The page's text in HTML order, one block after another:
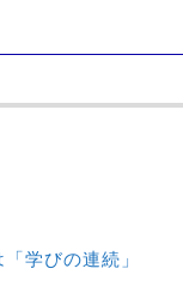
学びの連続」